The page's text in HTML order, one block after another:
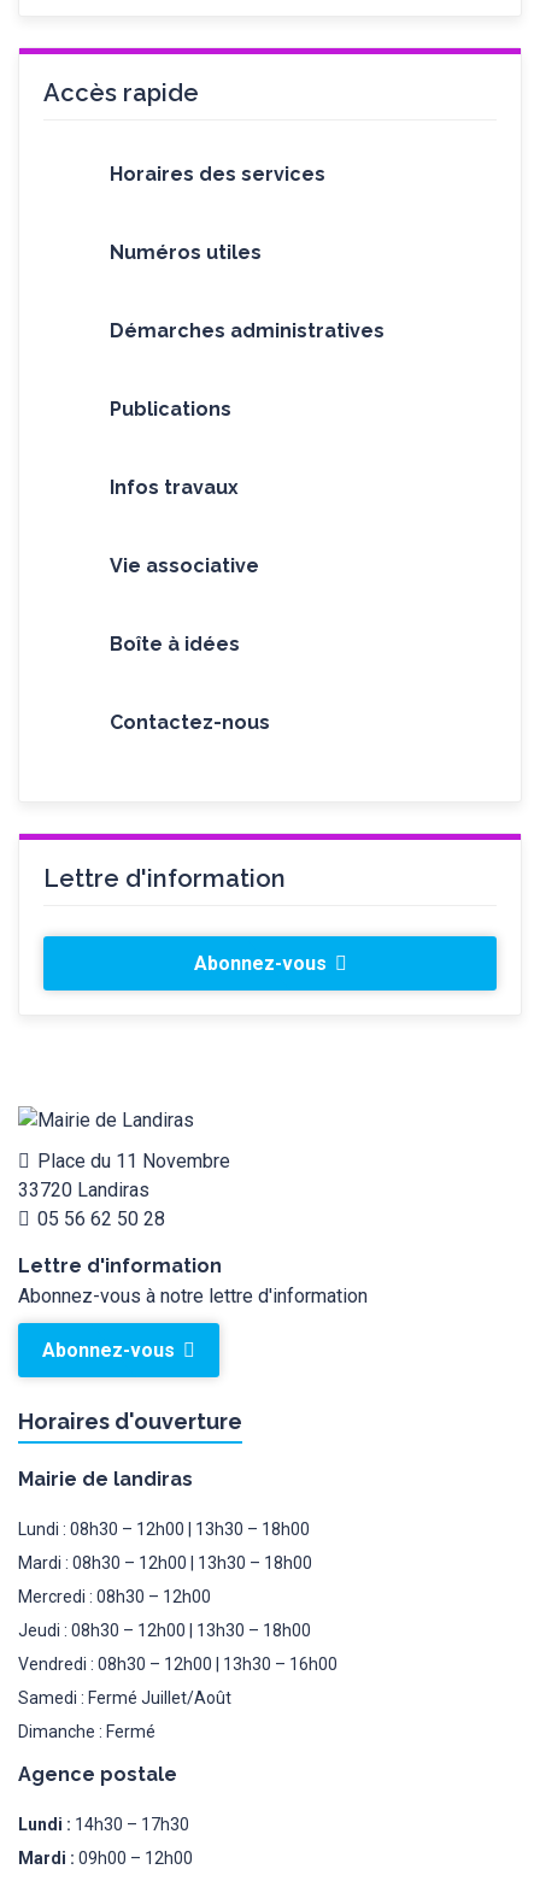
Accès rapide
Horaires des services
Numéros utiles
Démarches administratives
Publications
Infos travaux
Vie associative
Boîte à idées
Contactez-nous
Lettre d'information
Abonnez-vous
Place du 11 Novembre
33720 Landiras
05 56 62 50 28
Lettre d'information
Abonnez-vous à notre lettre d'information
Abonnez-vous
Horaires d'ouverture
Mairie de landiras
Lundi : 08h30 – 12h00 | 13h30 – 18h00
Mardi : 08h30 – 12h00 | 13h30 – 18h00
Mercredi : 08h30 – 12h00
Jeudi : 08h30 – 12h00 | 13h30 – 18h00
Vendredi : 08h30 – 12h00 | 13h30 – 16h00
Samedi : Fermé Juillet/Août
Dimanche : Fermé
Agence postale
Lundi : 14h30 – 17h30
Mardi : 09h00 – 12h00